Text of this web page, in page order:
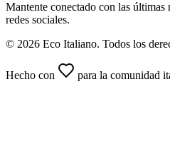
Mantente conectado con las últimas
redes sociales.
© 2026 Eco Italiano. Todos los
Hecho con para la comunidad